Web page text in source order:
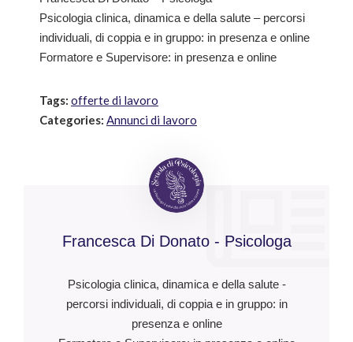
Psicologia clinica, dinamica e della salute – percorsi
individuali, di coppia e in gruppo: in presenza e online
Formatore e Supervisore: in presenza e online
Tags: offerte di lavoro
Categories: Annunci di lavoro
Francesca Di Donato - Psicologa
Psicologia clinica, dinamica e della salute -
percorsi individuali, di coppia e in gruppo: in
presenza e online